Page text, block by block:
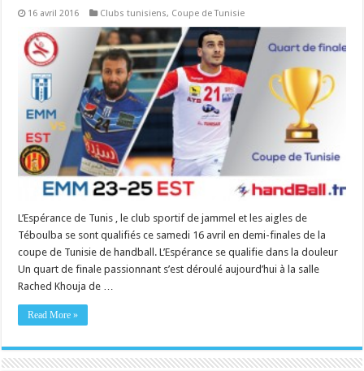
16 avril 2016 Clubs tunisiens, Coupe de Tunisie
L’Espérance de Tunis , le club sportif de jammel et les aigles de
Téboulba se sont qualifiés ce samedi 16 avril en demi-finales de la
coupe de Tunisie de handball. L’Espérance se qualifie dans la douleur
Un quart de finale passionnant s’est déroulé aujourd’hui à la salle
Rached Khouja de …
Read More »